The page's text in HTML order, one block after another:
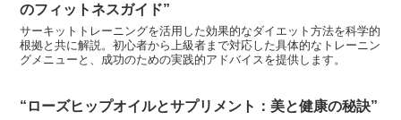
のフィットネスガイド”
サーキットトレーニングを活用した効果的なダイエット方法を科学的
根拠と共に解説。初心者から上級者まで対応した具体的なトレーニン
グメニューと、成功のための実践的アドバイスを提供します。
“ローズヒップオイルとサプリメント：美と健康の秘訣”